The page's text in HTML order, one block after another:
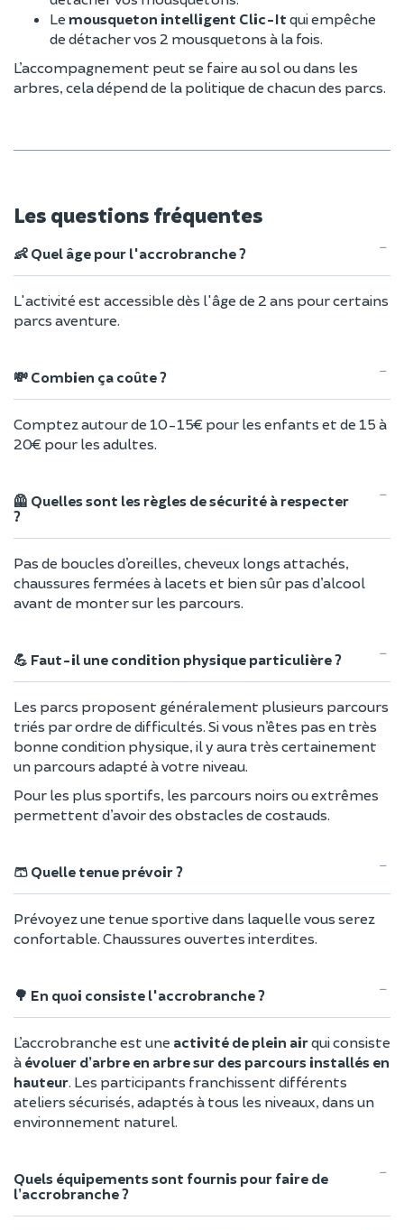
Le mousqueton intelligent Clic-It qui empêche
de détacher vos 2 mousquetons à la fois.
L’accompagnement peut se faire au sol ou dans les
arbres, cela dépend de la politique de chacun des parcs.
Les questions fréquentes
👶 Quel âge pour l'accrobranche ?
L'activité est accessible dès l'âge de 2 ans pour certains
parcs aventure.
💸 Combien ça coûte ?
Comptez autour de 10-15€ pour les enfants et de 15 à
20€ pour les adultes.
🦺 Quelles sont les règles de sécurité à respecter
?
Pas de boucles d’oreilles, cheveux longs attachés,
chaussures fermées à lacets et bien sûr pas d’alcool
avant de monter sur les parcours.
💪 Faut-il une condition physique particulière ?
Les parcs proposent généralement plusieurs parcours
triés par ordre de difficultés. Si vous n’êtes pas en très
bonne condition physique, il y aura très certainement
un parcours adapté à votre niveau.
Pour les plus sportifs, les parcours noirs ou extrêmes
permettent d’avoir des obstacles de costauds.
🩳 Quelle tenue prévoir ?
Prévoyez une tenue sportive dans laquelle vous serez
confortable. Chaussures ouvertes interdites.
🌳 En quoi consiste l'accrobranche ?
L’accrobranche est une activité de plein airqui consiste
à évoluer d’arbre en arbre sur des parcours installés en
hauteur. Les participants franchissent différents
ateliers sécurisés, adaptés à tous les niveaux, dans un
environnement naturel.
Quels équipements sont fournis pour faire de
l’accrobranche ?